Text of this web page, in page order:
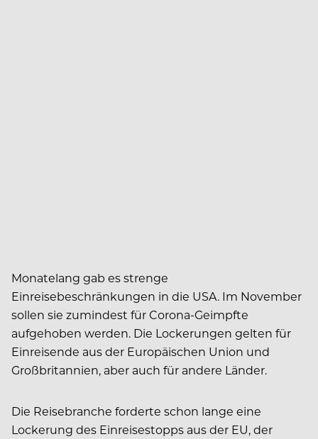
Monatelang gab es strenge
Einreisebeschränkungen in die USA. Im November
sollen sie zumindest für Corona-Geimpfte
aufgehoben werden. Die Lockerungen gelten für
Einreisende aus der Europäischen Union und
Großbritannien, aber auch für andere Länder.
Die Reisebranche forderte schon lange eine
Lockerung des Einreisestopps aus der EU, der